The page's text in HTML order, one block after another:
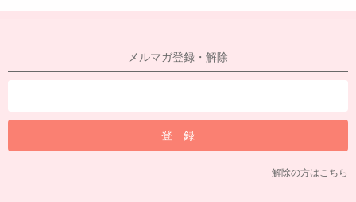
メルマガ登録・解除
解除の方はこちら